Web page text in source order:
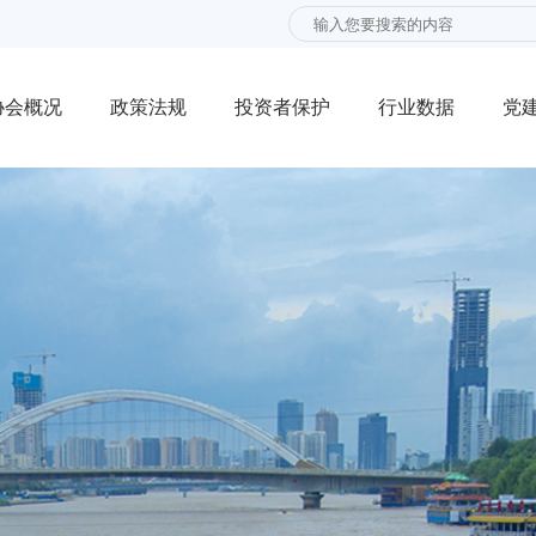
会概况 政策法规 投资者保护 行业数据 党